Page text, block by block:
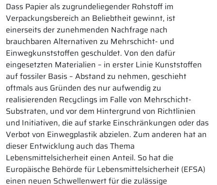
Dass Papier als zugrundeliegender Rohstoff im
Verpackungsbereich an Beliebtheit gewinnt, ist
einerseits der zunehmenden Nachfrage nach
brauchbaren Alternativen zu Mehrschicht- und
Einwegkunststoffen geschuldet. Von den dafür
eingesetzten Materialien – in erster Linie Kunststoffen
auf fossiler Basis – Abstand zu nehmen, geschieht
oftmals aus Gründen des nur aufwendig zu
realisierenden Recyclings im Falle von Mehrschicht-
Substraten, und vor dem Hintergrund von Richtlinien
und Initiativen, die auf starke Einschränkungen oder das
Verbot von Einwegplastik abzielen. Zum anderen hat an
dieser Entwicklung auch das Thema
Lebensmittelsicherheit einen Anteil. So hat die
Europäische Behörde für Lebensmittelsicherheit (EFSA)
einen neuen Schwellenwert für die zulässige